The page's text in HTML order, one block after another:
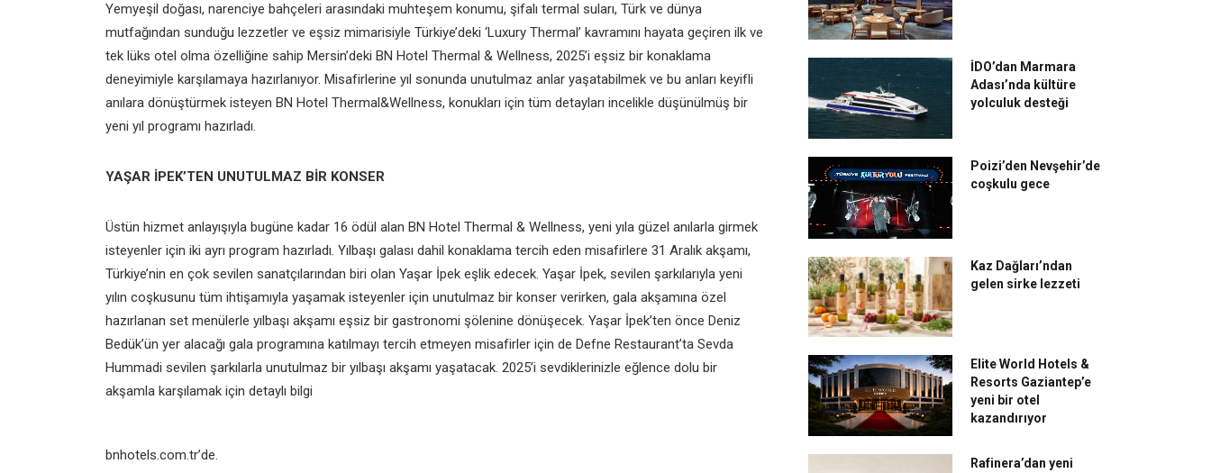
Yemyeşil doğası, narenciye bahçeleri arasındaki muhteşem konumu, şifalı termal suları, Türk ve dünya
mutfağından sunduğu lezzetler ve eşsiz mimarisiyle Türkiye’deki ‘Luxury Thermal’ kavramını hayata geçiren ilk ve
tek lüks otel olma özelliğine sahip Mersin’deki BN Hotel Thermal & Wellness, 2025’i eşsiz bir konaklama
deneyimiyle karşılamaya hazırlanıyor. Misafirlerine yıl sonunda unutulmaz anlar yaşatabilmek ve bu anları keyifli
anılara dönüştürmek isteyen BN Hotel Thermal&Wellness, konukları için tüm detayları incelikle düşünülmüş bir
yeni yıl programı hazırladı.
YAŞAR İPEK’TEN UNUTULMAZ BİR KONSER
Üstün hizmet anlayışıyla bugüne kadar 16 ödül alan BN Hotel Thermal & Wellness, yeni yıla güzel anılarla girmek
isteyenler için iki ayrı program hazırladı. Yılbaşı galası dahil konaklama tercih eden misafirlere 31 Aralık akşamı,
Türkiye’nin en çok sevilen sanatçılarından biri olan Yaşar İpek eşlik edecek. Yaşar İpek, sevilen şarkılarıyla yeni
yılın coşkusunu tüm ihtişamıyla yaşamak isteyenler için unutulmaz bir konser verirken, gala akşamına özel
hazırlanan set menülerle yılbaşı akşamı eşsiz bir gastronomi şölenine dönüşecek. Yaşar İpek’ten önce Deniz
Bedük’ün yer alacağı gala programına katılmayı tercih etmeyen misafirler için de Defne Restaurant’ta Sevda
Hummadi sevilen şarkılarla unutulmaz bir yılbaşı akşamı yaşatacak. 2025’i sevdiklerinizle eğlence dolu bir
akşamla karşılamak için detaylı bilgi
bnhotels.com.tr’de.
İDO’dan Marmara
Adası’nda kültüre
yolculuk desteği
Poizi’den Nevşehir’de
coşkulu gece
Kaz Dağları’ndan
gelen sirke lezzeti
Elite World Hotels &
Resorts Gaziantep’e
yeni bir otel
kazandırıyor
Rafinera’dan yeni